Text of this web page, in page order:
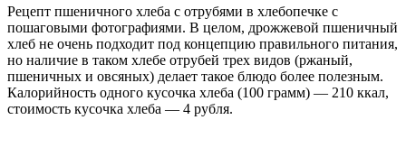
Рецепт пшеничного хлеба с отрубями в хлебопечке с
пошаговыми фотографиями. В целом, дрожжевой пшеничный
хлеб не очень подходит под концепцию правильного питания,
но наличие в таком хлебе отрубей трех видов (ржаный,
пшеничных и овсяных) делает такое блюдо более полезным.
Калорийность одного кусочка хлеба (100 грамм) — 210 ккал,
стоимость кусочка хлеба — 4 рубля.